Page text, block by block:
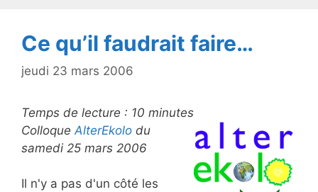
Ce qu’il faudrait faire…
jeudi 23 mars 2006
Temps de lecture : 10 minutes
Colloque AlterEkolo du
samedi 25 mars 2006
Il n'y a pas d'un côté les